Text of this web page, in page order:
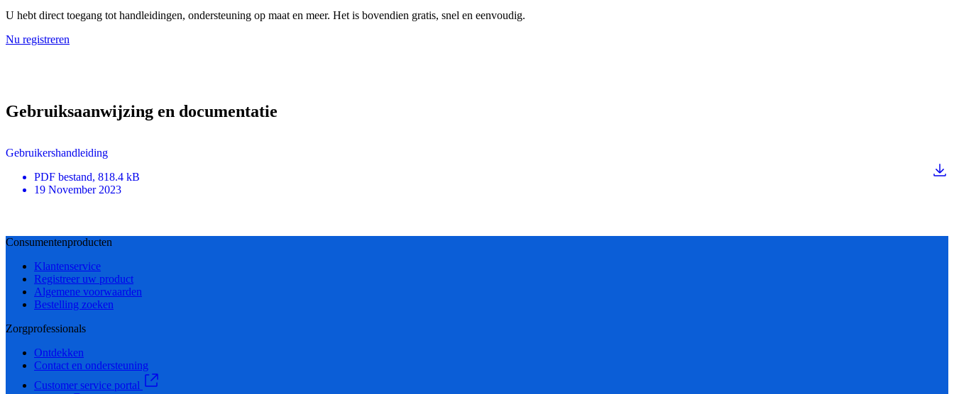
U hebt direct toegang tot handleidingen, ondersteuning op maat en meer. Het is bovendien gratis, snel en eenvoudig.
Nu registreren
Gebruiksaanwijzing en documentatie
Gebruikershandleiding
PDF bestand, 818.4 kB
19 November 2023
Consumentenproducten
Klantenservice
Registreer uw product
Algemene voorwaarden
Bestelling zoeken
Zorgprofessionals
Ontdekken
Contact en ondersteuning
Customer service portal